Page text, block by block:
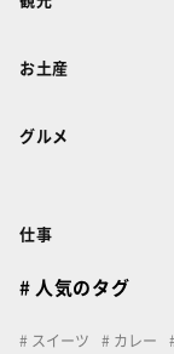
お土産
グルメ
仕事
# 人気のタグ
スイーツ カレー